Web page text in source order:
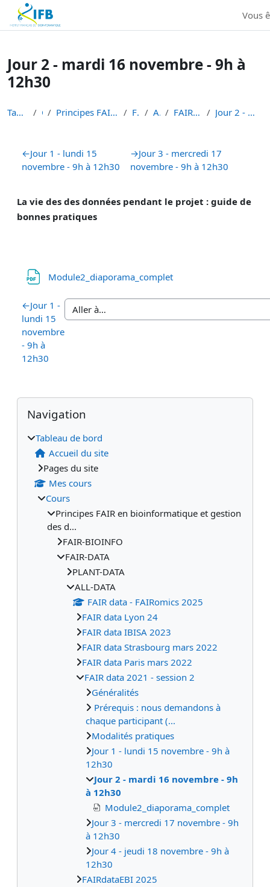
Institut Français de Bioinformatique - Les formations
Passer au contenu principal
Vous
Jour 2 - mardi 16 novembre - 9h à
12h30
Tableau de bord Cours Principes FAIR en bioinformatique et gestion des d... FAIR-DATA ALL-DATA FAIR data 2021 - session 2 Jour 2 - mardi 16 novembre - 9h à 12h30
Résumé de section
←Jour 1 - lundi 15
novembre - 9h à 12h30
→Jour 3 - mercredi 17
novembre - 9h à 12h30
La vie des des données pendant le projet : guide de
bonnes pratiques
Module2_diaporama_complet
←Jour 1 -
lundi 15
novembre
- 9h à
12h30
Blocs
Blocs supplémentaires
Passer Navigation
Navigation
Tableau de bord
Accueil du site
Pages du site
Mes cours
Cours
Principes FAIR en bioinformatique et gestion
des d...
FAIR-BIOINFO
FAIR-DATA
PLANT-DATA
ALL-DATA
FAIR data - FAIRomics 2025
FAIR data Lyon 24
FAIR data IBISA 2023
FAIR data Strasbourg mars 2022
FAIR data Paris mars 2022
FAIR data 2021 - session 2
Généralités
Prérequis : nous demandons à
chaque participant (...
Modalités pratiques
Jour 1 - lundi 15 novembre - 9h à
12h30
Jour 2 - mardi 16 novembre - 9h
à 12h30
Module2_diaporama_complet
Jour 3 - mercredi 17 novembre - 9h
à 12h30
Jour 4 - jeudi 18 novembre - 9h à
12h30
FAIRdataEBI 2025